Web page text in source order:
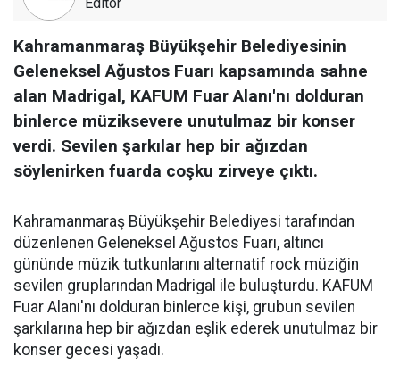
Editör
Kahramanmaraş Büyükşehir Belediyesinin
Geleneksel Ağustos Fuarı kapsamında sahne
alan Madrigal, KAFUM Fuar Alanı'nı dolduran
binlerce müziksevere unutulmaz bir konser
verdi. Sevilen şarkılar hep bir ağızdan
söylenirken fuarda coşku zirveye çıktı.
Kahramanmaraş Büyükşehir Belediyesi tarafından
düzenlenen Geleneksel Ağustos Fuarı, altıncı
gününde müzik tutkunlarını alternatif rock müziğin
sevilen gruplarından Madrigal ile buluşturdu. KAFUM
Fuar Alanı'nı dolduran binlerce kişi, grubun sevilen
şarkılarına hep bir ağızdan eşlik ederek unutulmaz bir
konser gecesi yaşadı.